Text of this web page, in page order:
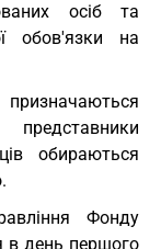
осіб та
обов'язки на
обираються
Фонду
в день першого